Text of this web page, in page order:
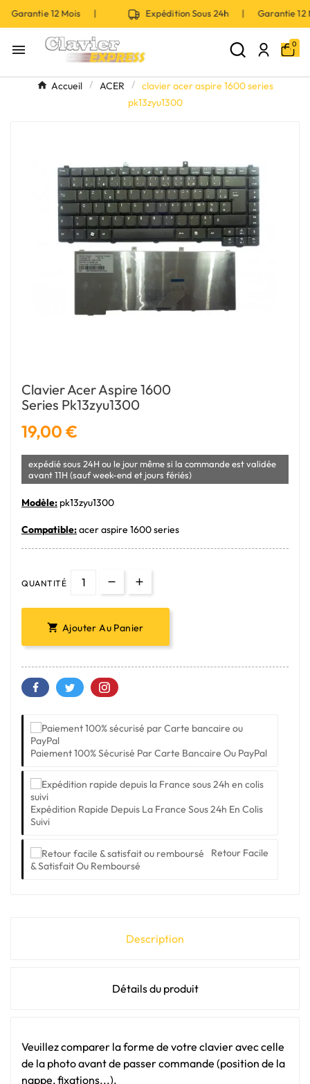
12 Mois | Expédition Sous 24h | Garantie
 0
Accueil ACER
clavier acer aspire 1600 series
pk13zyu1300
Clavier Acer Aspire 1600
Series Pk13zyu1300
19,00 €
expédié sous 24H ou le jour même si la commande est validée
avant 11H (sauf week-end et jours fériés)
Modèle: pk13zyu1300
Compatible:acer aspire 1600 series
QUANTITÉ
 Ajouter Au Panier
Paiement 100% Sécurisé Par Carte Bancaire Ou PayPal
Expédition Rapide Depuis La France Sous 24h En Colis
Suivi
Retour Facile
& Satisfait Ou Remboursé
Description
Détails du produit
Veuillez comparer la forme de votre clavier avec celle
de la photo avant de passer commande (position de la
nappe, fixations...).